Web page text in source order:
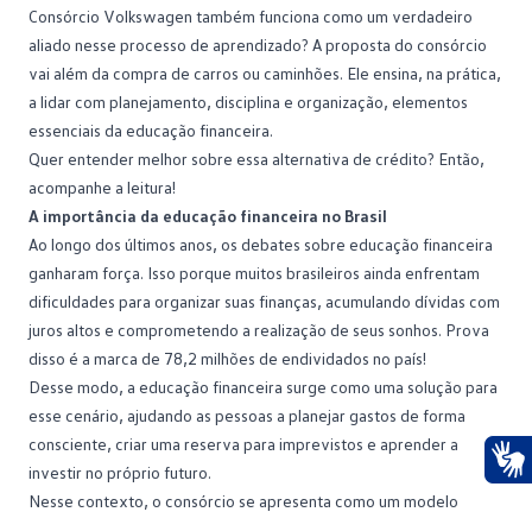
Consórcio Volkswagen também funciona como um verdadeiro
aliado nesse processo de aprendizado? A proposta do consórcio
vai além da compra de carros ou caminhões. Ele ensina, na prática,
a lidar com planejamento, disciplina e organização, elementos
essenciais da educação financeira.
Quer entender melhor sobre essa alternativa de crédito? Então,
acompanhe a leitura!
A importância da educação financeira no Brasil
Ao longo dos últimos anos, os debates sobre educação financeira
ganharam força. Isso porque muitos brasileiros ainda enfrentam
dificuldades para organizar suas finanças, acumulando dívidas com
juros altos e comprometendo a realização de seus sonhos. Prova
disso é a marca de 78,2 milhões de endividados no país!
Desse modo, a educação financeira surge como uma solução para
esse cenário, ajudando as pessoas a planejar gastos de forma
consciente, criar uma reserva para imprevistos e aprender a
investir no próprio futuro.
Nesse contexto, o consórcio se apresenta como um modelo